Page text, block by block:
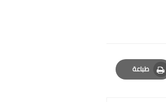
طباعة
Print